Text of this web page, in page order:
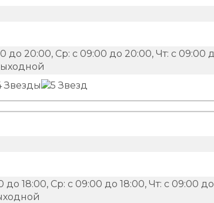
до 20:00, Ср: с 09:00 до 20:00, Чт: с 09:00
до 18:00, Ср: с 09:00 до 18:00, Чт: с 09:00 до